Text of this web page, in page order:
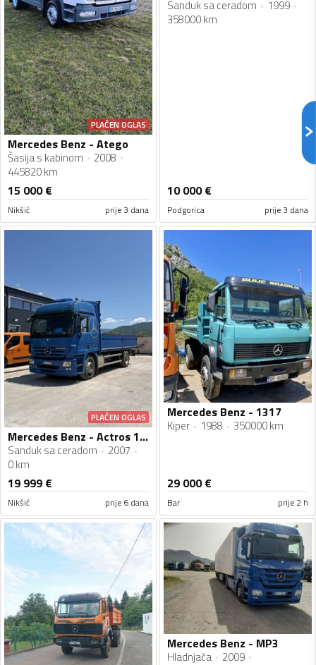
PLAĆEN OGLAS
Mercedes Benz - Atego
Šasija s kabinom
2008
445820 km
15 000€
Nikšić prije 3 dana
Sanduk sa ceradom
1999
358000 km
10 000€
Podgorica prije 3 dana
PLAĆEN OGLAS
Mercedes Benz - Actros 1836
Sanduk sa ceradom
2007
0 km
19 999 €
Nikšić prije 6 dana
Mercedes Benz - 1317
Kiper 1988 350000 km
29 000€
Bar prije 2 h
Mercedes Benz - MP3
Hladnjača
2009